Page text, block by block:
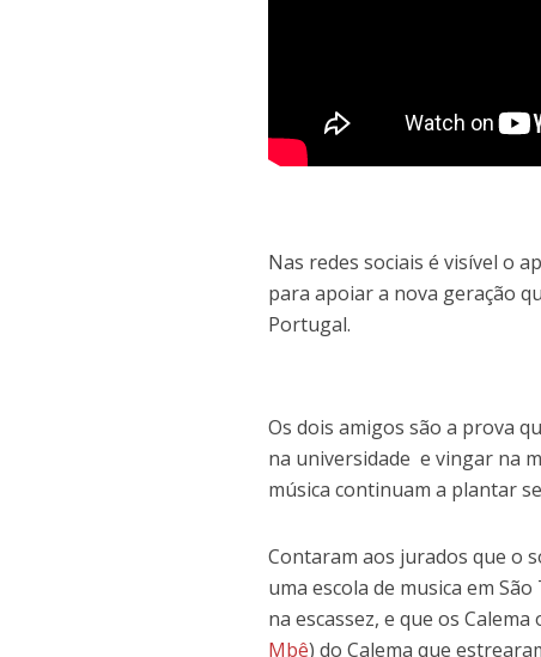
Nas redes sociais é visível o
para apoiar a nova geração
Portugal.
Os dois amigos são a prova
na universidade e vingar na
música continuam a plantar
Contaram aos jurados que o
uma escola de musica em
na escassez, e que os
Mbê) do Calema que